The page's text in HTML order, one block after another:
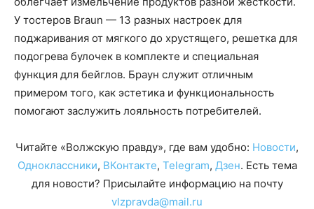
У тостеров Braun — 13 разных настроек для
поджаривания от мягкого до хрустящего, решетка для
подогрева булочек в комплекте и специальная
функция для бейглов. Браун служит отличным
примером того, как эстетика и функциональность
помогают заслужить лояльность потребителей.
Читайте «Волжскую правду», где вам удобно: Новости,
Одноклассники, ВКонтакте, Telegram, Дзен. Есть тема
для новости? Присылайте информацию на почту
vlzpravda@mail.ru